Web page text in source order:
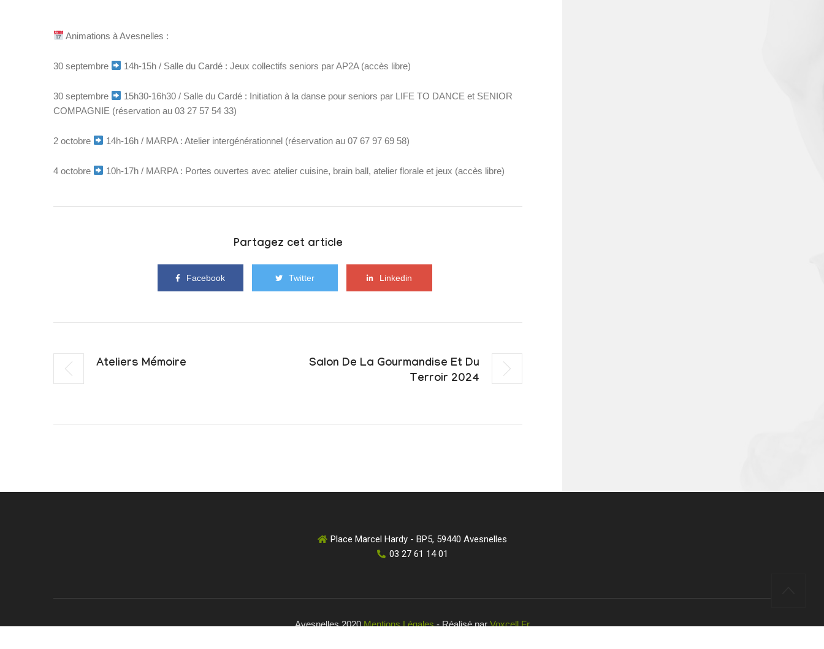
Animations à Avesnelles :
30 septembre 14h-15h / Salle du Cardé : Jeux collectifs seniors par AP2A (accès libre)
30 septembre
15h30-16h30 / Salle du Cardé : Initiation à la danse pour seniors par LIFE TO DANCE et SENIOR
COMPAGNIE (réservation au 03 27 57 54 33)
2 octobre 14h-16h / MARPA : Atelier intergénérationnel (réservation au 07 67 97 69 58)
4 octobre 10h-17h / MARPA : Portes ouvertes avec atelier cuisine, brain ball, atelier florale et jeux (accès libre)
Partagez cet article
Facebook Twitter Linkedin
Ateliers Mémoire
Salon De La Gourmandise Et Du
Terroir 2024
Place Marcel Hardy - BP5, 59440 Avesnelles
03 27 61 14 01
Avesnelles 2020Mentions Légales- Réalisé parVoxcell.fr